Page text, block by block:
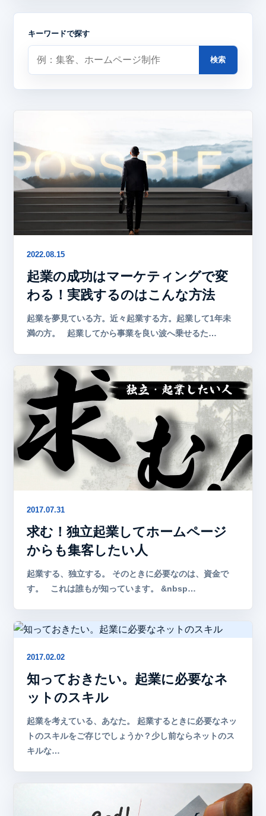
キーワードで探す
検索
2022.08.15
起業の成功はマーケティングで変
わる！実践するのはこんな方法
起業を夢見ている方。近々起業する方。起業して1年未
満の方。 起業してから事業を良い波へ乗せるた…
2017.07.31
求む！独立起業してホームページ
からも集客したい人
起業する、独立する。 そのときに必要なのは、資金で
す。 これは誰もが知っています。 &nbsp…
2017.02.02
知っておきたい。起業に必要なネ
ットのスキル
起業を考えている、あなた。 起業するときに必要なネッ
トのスキルをご存じでしょうか？少し前ならネットのス
キルな…